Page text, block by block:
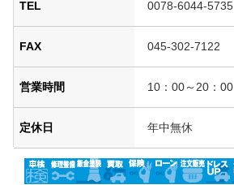
TEL 0078-6044-5735
FAX 045-302-7122
営業時間 10：00～20：00
定休日 年中無休